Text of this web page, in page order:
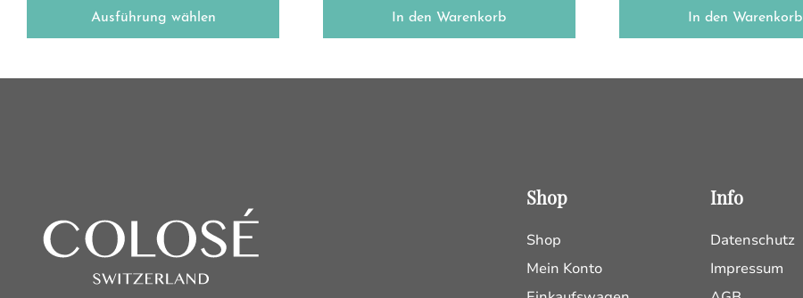
Ausführung wählen In den Warenkorb In den Warenkorb
Shop
Shop
Mein Konto
Info
Datenschutz
Impressum